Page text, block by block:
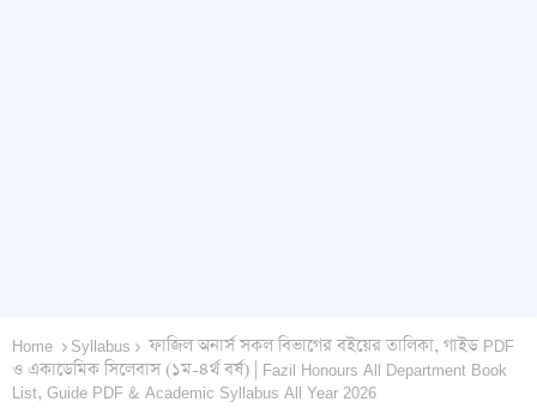
Home Syllabus
ফাজিল অনার্স সকল বিভাগের বইয়ের তালিকা, গাইড PDF
ও একাডেমিক সিলেবাস (১ম-৪র্থ বর্ষ) | Fazil Honours All Department Book
List, Guide PDF & Academic Syllabus All Year 2026